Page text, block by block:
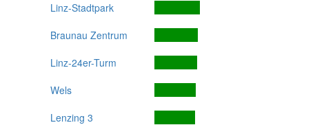
Linz-Stadtpark
Braunau Zentrum
Linz-24er-Turm
Wels
Lenzing 3